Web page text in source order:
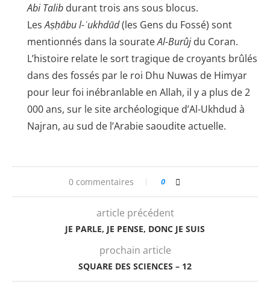
Abi Talib durant trois ans sous blocus.
LesAṣḥābu l-ʿukhdūd(les Gens du Fossé) sont
mentionnés dans la sourateAl-Burûj du Coran.
L’histoire relate le sort tragique de croyants brûlés
dans des fossés par le roi Dhu Nuwas de Himyar
pour leur foi inébranlable en Allah, il y a plus de 2
000 ans, sur le site archéologique d’Al-Ukhdud à
Najran, au sud de l’Arabie saoudite actuelle.
0 commentaires 0
article précédent
JE PARLE, JE PENSE, DONC JE SUIS
prochain article
SQUARE DES SCIENCES – 12